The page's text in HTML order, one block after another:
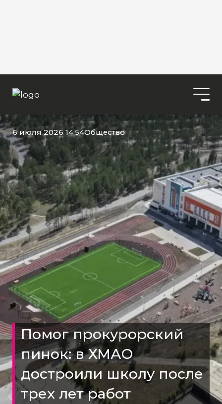
6 июля 2026 14:54Общество
Помог прокурорский
пинок: в ХМАО
достроили школу после
трех лет работ